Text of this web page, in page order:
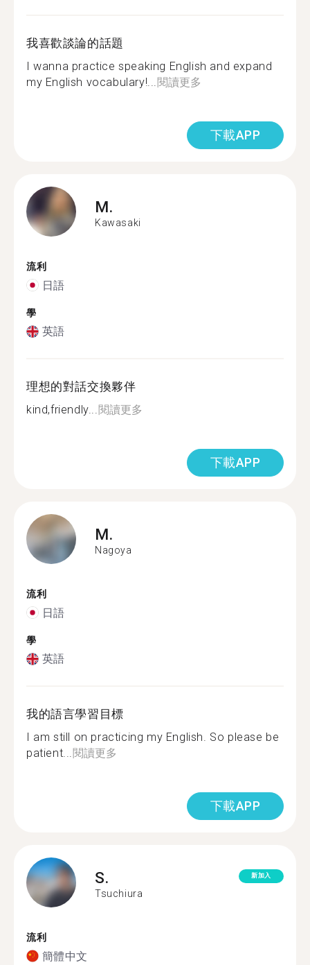
我喜歡談論的話題
I wanna practice speaking English and expand
my English vocabulary!...閱讀更多
下載APP
M.
Kawasaki
流利
日語
學
英語
理想的對話交換夥伴
kind,friendly...閱讀更多
下載APP
M.
Nagoya
流利
日語
學
英語
我的語言學習目標
I am still on practicing my English. So please be
patient...閱讀更多
下載APP
S.
Tsuchiura
新加入
流利
簡體中文